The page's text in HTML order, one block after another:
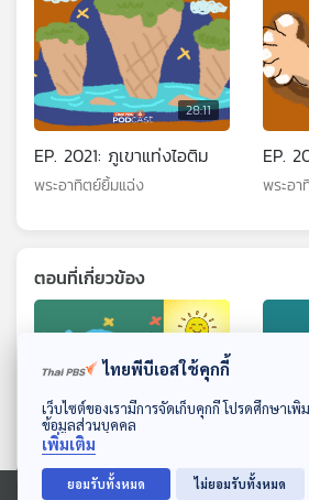
ดาวน์โหลด Thai PBS Podcast Application
28:11
EP. 2021: ภูเขาแท่งไอติม
พระอาทิตย์ยิ้มแฉ่ง
EP.
พระอ
ตอนที่เกี่ยวข้อง
28:11
ไทยพีบีเอสใช้คุกกี้
เว็บไซต์ของเรามีการจัดเก็บคุกกี้ โปรดศึกษาเ
ข้อมูลส่วนบุคคล
เพิ่มเติม
ยอมรับทั้งหมด ไม่ยอมรับทั้งหมด